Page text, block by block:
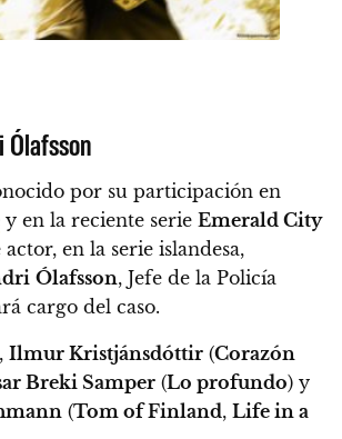
Ólafsson
por su participación en
y en la reciente serie Emerald City
actor, en la serie islandesa,
Ólafsson, Jefe de la Policía
cargo del caso.
Ilmur Kristjánsdóttir (Corazón
Breki Samper (Lo profundo) y
(Tom of Finland, Life in a